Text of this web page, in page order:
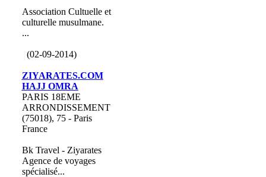
Association Cultuelle et
culturelle musulmane.
...
(02-09-2014)
ZIYARATES.COM
HAJJ OMRA
PARIS 18EME
ARRONDISSEMENT
(75018), 75 - Paris
France
Bk Travel - Ziyarates
Agence de voyages
spécialisé...